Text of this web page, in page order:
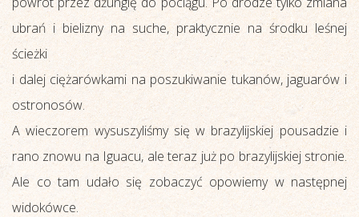
ubrań i bielizny na suche, praktycznie na środku leśnej
ścieżki
i dalej ciężarówkami na poszukiwanie tukanów, jaguarów i
ostronosów.
A wieczorem wysuszyliśmy się w brazylijskiej pousadzie i
rano znowu na Iguacu, ale teraz już po brazylijskiej stronie.
Ale co tam udało się zobaczyć opowiemy w następnej
widokówce.